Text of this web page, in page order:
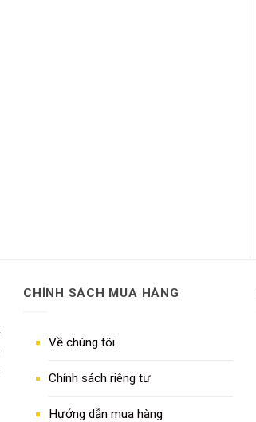
CHÍNH SÁCH MUA HÀNG
Về chúng tôi
Chính sách riêng tư
Hướng dẫn mua hàng